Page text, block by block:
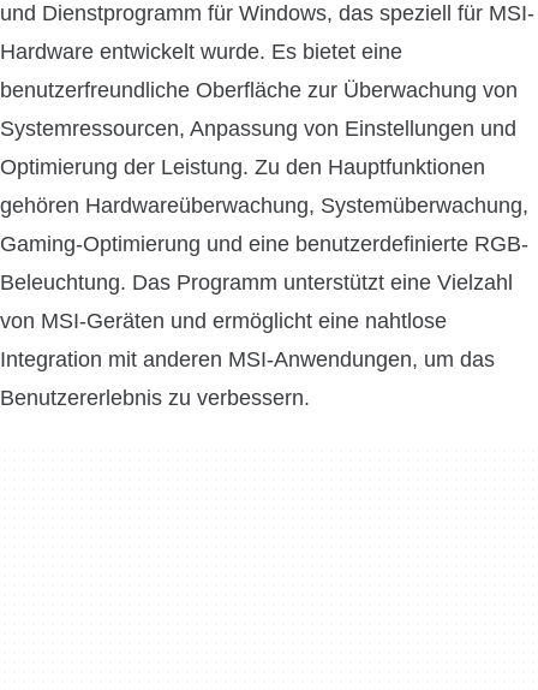
und Dienstprogramm für Windows, das speziell für MSI-
Hardware entwickelt wurde. Es bietet eine
benutzerfreundliche Oberfläche zur Überwachung von
Systemressourcen, Anpassung von Einstellungen und
Optimierung der Leistung. Zu den Hauptfunktionen
gehören Hardwareüberwachung, Systemüberwachung,
Gaming-Optimierung und eine benutzerdefinierte RGB-
Beleuchtung. Das Programm unterstützt eine Vielzahl
von MSI-Geräten und ermöglicht eine nahtlose
Integration mit anderen MSI-Anwendungen, um das
Benutzererlebnis zu verbessern.